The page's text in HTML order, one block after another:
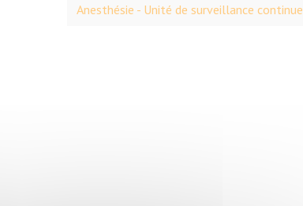
Anesthésie - Unité de surveillance continue